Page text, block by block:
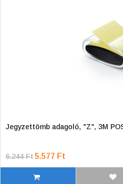
Jegyzettömb adagoló, "Z", 3M
6.244 Ft5.577 Ft